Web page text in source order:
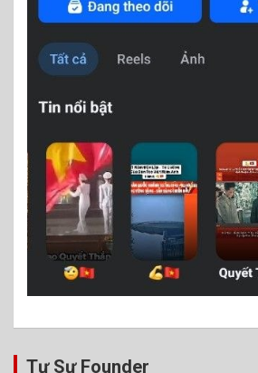
Tự Sự Founder